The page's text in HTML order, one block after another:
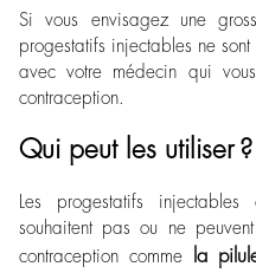
Si vous envisagez une
progestatifs injectables ne
avec votre médecin qui
contraception.
Qui peut les utiliser ?
Les progestatifs
souhaitent pas ou ne
contraception comme
la